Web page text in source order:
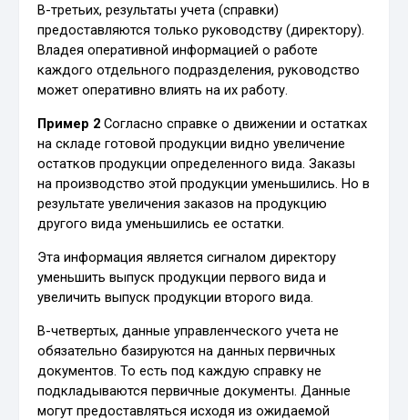
В-третьих, результаты учета (справки)
предоставляются только руководству (директору).
Владея оперативной информацией о работе
каждого отдельного подразделения, руководство
может оперативно влиять на их работу.
Пример 2Согласно справке о движении и остатках
на складе готовой продукции видно увеличение
остатков продукции определенного вида. Заказы
на производство этой продукции уменьшились. Но в
результате увеличения заказов на продукцию
другого вида уменьшились ее остатки.
Эта информация является сигналом директору
уменьшить выпуск продукции первого вида и
увеличить выпуск продукции второго вида.
В-четвертых, данные управленческого учета не
обязательно базируются на данных первичных
документов. То есть под каждую справку не
подкладываются первичные документы. Данные
могут предоставляться исходя из ожидаемой